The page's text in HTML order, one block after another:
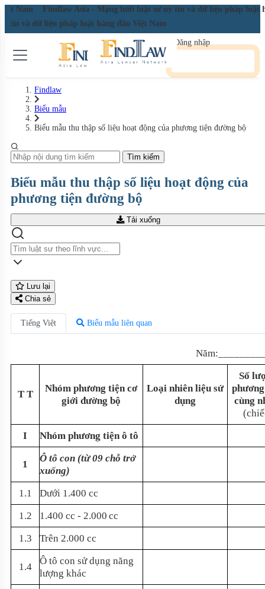
Nam
Findlaw Asia - Mạng lưới luật sư uy tín và dữ liệu pháp luật
tín và dữ liệu pháp luật hàng đầu Việt Nam
Đăng nhập
Findlaw
Biểu mẫu
Biểu mẫu thu thập số liệu hoạt động của phương tiện đường bộ
Tìm kiếm
Biểu mẫu thu thập số liệu hoạt động của
phương tiện đường bộ
Tải xuống
Lưu lại
Chia sẻ
Tiếng Việt Biểu mẫu liên quan
T T
Nhóm phương tiện cơ
giới đường bộ
Loại nhiên liệu sử
dụng
Số
cùng
I
Nhóm phương tiện ô tô
1
Ô tô con (từ 09 chỗ trở
xuống)
1.1
Dưới 1.400 cc
1.2
1.400 cc - 2.000 cc
1.3
Trên 2.000 cc
1.4
Ô tô con sử dụng năng
lượng khác